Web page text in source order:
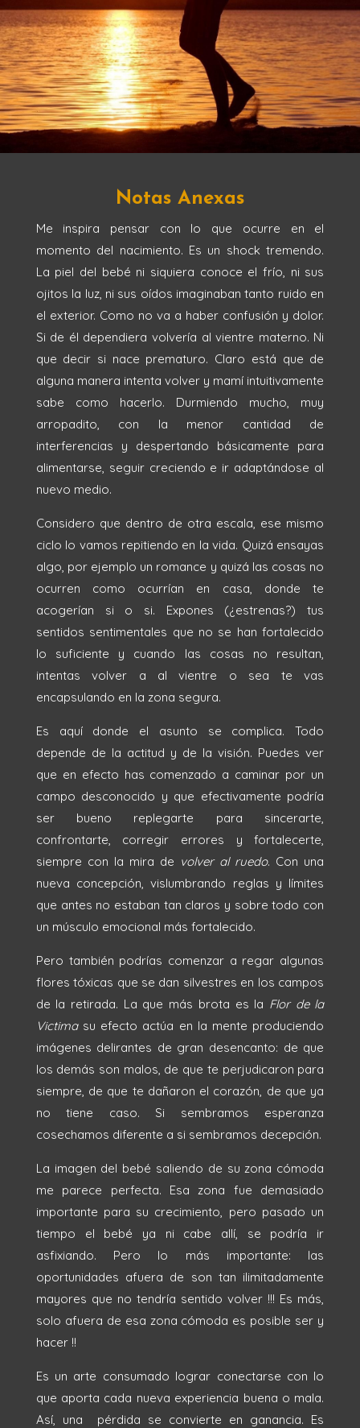
Notas Anexas
Me inspira pensar con lo que ocurre en el
momento del nacimiento. Es un shock tremendo.
La piel del bebé ni siquiera conoce el frío, ni sus
ojitos la luz, ni sus oídos imaginaban tanto ruido en
el exterior. Como no va a haber confusión y dolor.
Si de él dependiera volvería al vientre materno. Ni
que decir si nace prematuro. Claro está que de
alguna manera intenta volver y mamí intuitivamente
sabe como hacerlo. Durmiendo mucho, muy
arropadito, con la menor cantidad de
interferencias y despertando básicamente para
alimentarse, seguir creciendo e ir adaptándose al
nuevo medio.
Considero que dentro de otra escala, ese mismo
ciclo lo vamos repitiendo en la vida. Quizá ensayas
algo, por ejemplo un romance y quizá las cosas no
ocurren como ocurrían en casa, donde te
acogerían si o si. Expones (¿estrenas?) tus
sentidos sentimentales que no se han fortalecido
lo suficiente y cuando las cosas no resultan,
intentas volver a al vientre o sea te vas
encapsulando en la zona segura.
Es aquí donde el asunto se complica. Todo
depende de la actitud y de la visión. Puedes ver
que en efecto has comenzado a caminar por un
campo desconocido y que efectivamente podría
ser bueno replegarte para sincerarte,
confrontarte, corregir errores y fortalecerte,
siempre con la mira de volver al ruedo. Con una
nueva concepción, vislumbrando reglas y límites
que antes no estaban tan claros y sobre todo con
un músculo emocional más fortalecido.
Pero también podrías comenzar a regar algunas
flores tóxicas que se dan silvestres en los campos
de la retirada. La que más brota es la Flor de la
Victimasu efecto actúa en la mente produciendo
imágenes delirantes de gran desencanto: de que
los demás son malos, de que te perjudicaron para
siempre, de que te dañaron el corazón, de que ya
no tiene caso. Si sembramos esperanza
cosechamos diferente a si sembramos decepción.
La imagen del bebé saliendo de su zona cómoda
me parece perfecta. Esa zona fue demasiado
importante para su crecimiento, pero pasado un
tiempo el bebé ya ni cabe allí, se podría ir
asfixiando. Pero lo más importante: las
oportunidades afuera de son tan ilimitadamente
mayores que no tendría sentido volver !!! Es más,
solo afuera de esa zona cómoda es posible ser y
hacer !!
Es un arte consumado lograr conectarse con lo
que aporta cada nueva experiencia buena o mala.
Así, una pérdida se convierte en ganancia. Es